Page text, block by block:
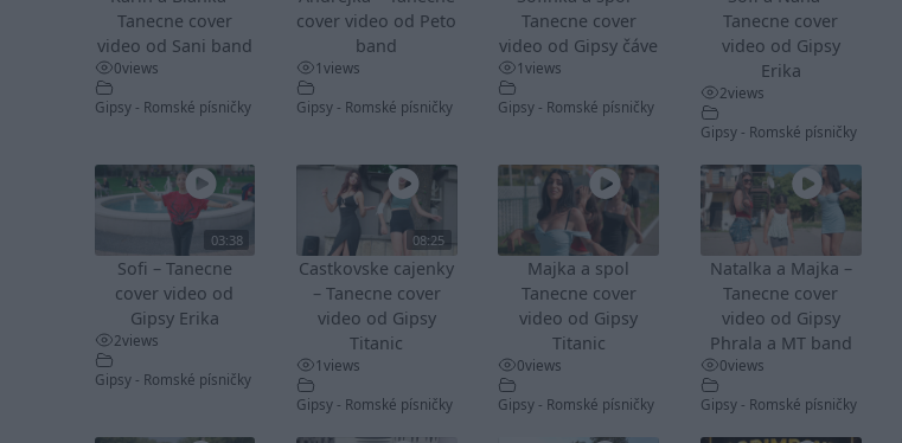
Tanecne cover
video od Sani band
0views
Gipsy - Romské písničky
cover video od Peto
band
1views
Gipsy - Romské písničky
Tanecne cover
video od Gipsy čáve
1views
Gipsy - Romské písničky
Tanecne cover
video od Gipsy
Erika
2views
Gipsy - Romské písničky
03:38
Sofi – Tanecne
cover video od
Gipsy Erika
2views
Gipsy - Romské písničky
08:25
Castkovske cajenky
– Tanecne cover
video od Gipsy
Titanic
1views
Gipsy - Romské písničky
Majka a spol
Tanecne cover
video od Gipsy
Titanic
0views
Gipsy - Romské písničky
Natalka a Majka –
Tanecne cover
video od Gipsy
Phrala a MT band
0views
Gipsy - Romské písničky